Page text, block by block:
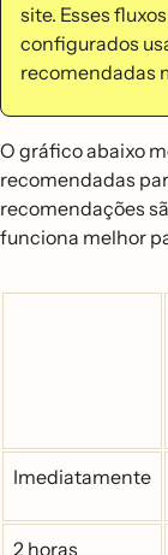
site. Esses
configurados
recomendadas
O gráfico abaixo
recomendadas
recomendações
funciona melhor
Imediatamente
2 horas